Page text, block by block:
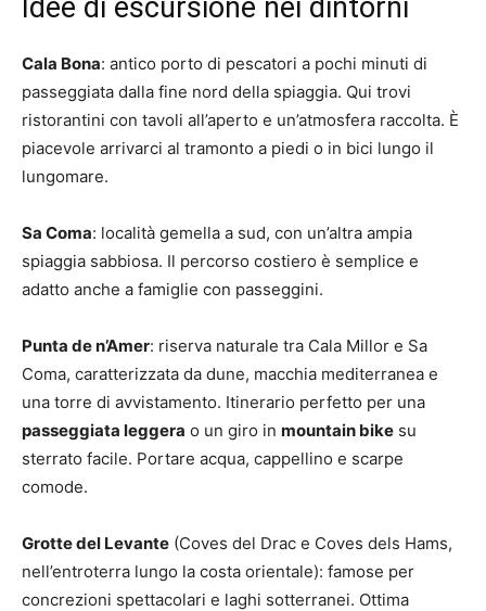
Idee di escursione nei dintorni
Cala Bona: antico porto di pescatori a pochi minuti di
passeggiata dalla fine nord della spiaggia. Qui trovi
ristorantini con tavoli all’aperto e un’atmosfera raccolta. È
piacevole arrivarci al tramonto a piedi o in bici lungo il
lungomare.
Sa Coma: località gemella a sud, con un’altra ampia
spiaggia sabbiosa. Il percorso costiero è semplice e
adatto anche a famiglie con passeggini.
Punta de n’Amer: riserva naturale tra Cala Millor e Sa
Coma, caratterizzata da dune, macchia mediterranea e
una torre di avvistamento. Itinerario perfetto per una
passeggiata leggera o un giro in mountain bike su
sterrato facile. Portare acqua, cappellino e scarpe
comode.
Grotte del Levante (Coves del Drac e Coves dels Hams,
nell’entroterra lungo la costa orientale): famose per
concrezioni spettacolari e laghi sotterranei. Ottima